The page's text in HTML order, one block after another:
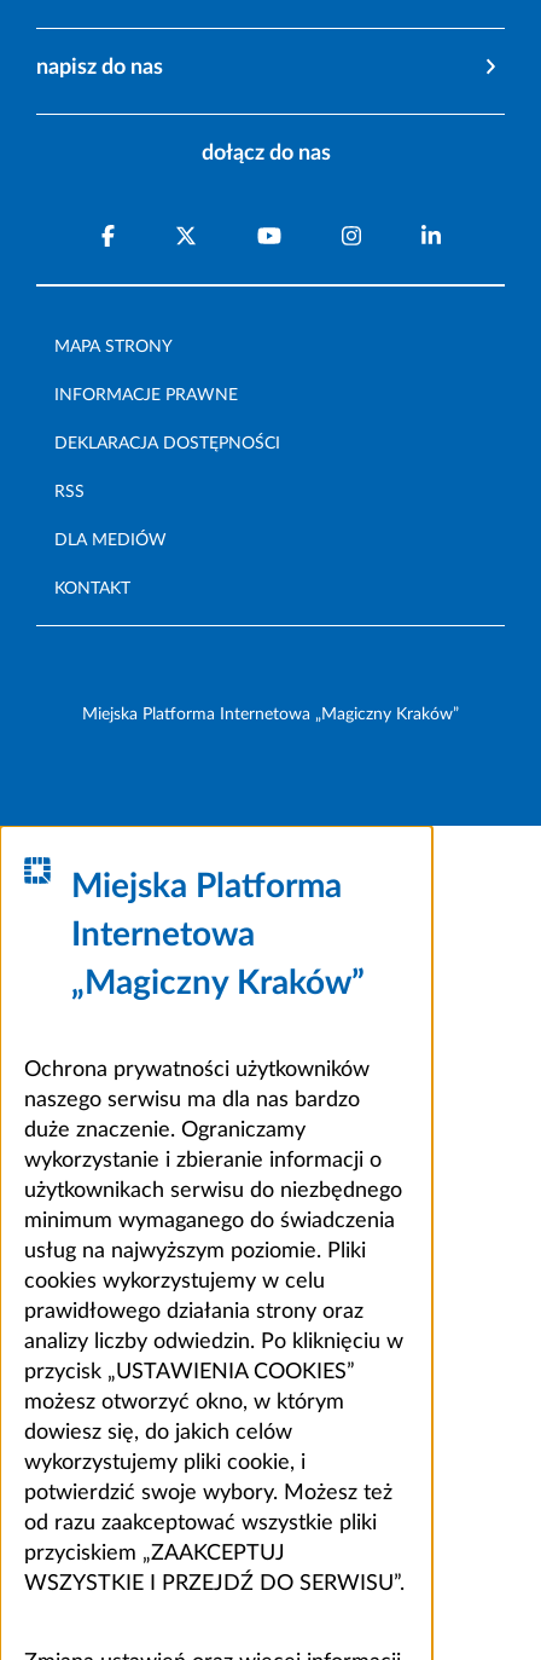
napisz do nas
dołącz do nas
MAPA STRONY
INFORMACJE PRAWNE
DEKLARACJA DOSTĘPNOŚCI
RSS
DLA MEDIÓW
KONTAKT
Miejska Platforma Internetowa „Magiczny Kraków”
Miejska Platforma
Internetowa
„Magiczny Kraków”
Ochrona prywatności użytkowników
naszego serwisu ma dla nas bardzo
duże znaczenie. Ograniczamy
wykorzystanie i zbieranie informacji o
użytkownikach serwisu do niezbędnego
minimum wymaganego do świadczenia
usług na najwyższym poziomie. Pliki
cookies wykorzystujemy w celu
prawidłowego działania strony oraz
analizy liczby odwiedzin. Po kliknięciu w
przycisk „USTAWIENIA COOKIES”
możesz otworzyć okno, w którym
dowiesz się, do jakich celów
wykorzystujemy pliki cookie, i
potwierdzić swoje wybory. Możesz też
od razu zaakceptować wszystkie pliki
przyciskiem „ZAAKCEPTUJ
WSZYSTKIE I PRZEJDŹ DO SERWISU”.